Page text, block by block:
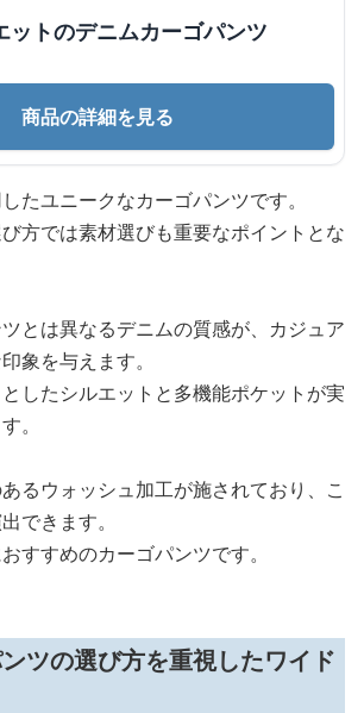
ットのデニムカーゴパンツ
商品の詳細を見る
たユニークなカーゴパンツです。
方では素材選びも重要なポイントとな
とは異なるデニムの質感が、カジュア
象を与えます。
したシルエットと多機能ポケットが実
。
るウォッシュ加工が施されており、こ
できます。
すすめのカーゴパンツです。
ツの選び方を重視したワイド